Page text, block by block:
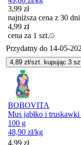
3,99 zł
najniższa cena z 30
4,99 zł
cena za 1 szt.
Przydatny do 14-05-
4,89 zł/szt. kupując 3
BOBOVITA
Mus jabłko i
100 g
48,90 zł/kg
4,99 zł